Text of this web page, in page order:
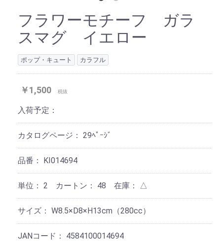
フラワーモチーフ ガラ
スマグ イエロー
ポップ・キュート カラフル
￥1,500 税抜
入荷予定：
カタログページ： 29ﾍﾟｰｼﾞ
品番： KI014694
単位： 2 カートン： 48 在庫： △
サイズ： W8.5×D8×H13cm（280cc）
JANコード： 4584100014694